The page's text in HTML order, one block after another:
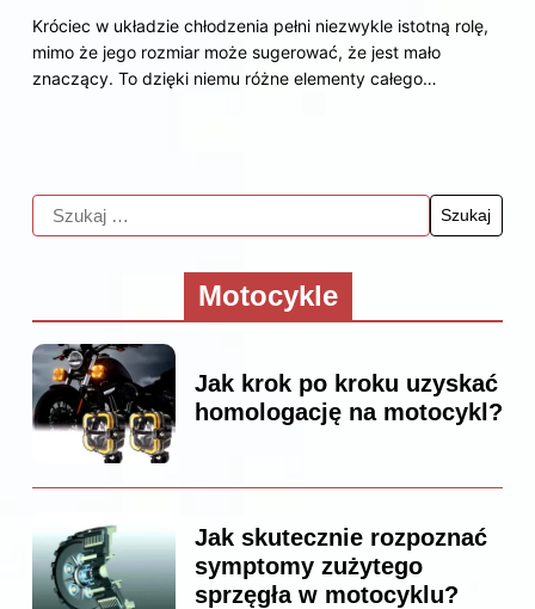
Króciec w układzie chłodzenia pełni niezwykle istotną rolę,
mimo że jego rozmiar może sugerować, że jest mało
znaczący. To dzięki niemu różne elementy całego…
Motocykle
Jak krok po kroku uzyskać
homologację na motocykl?
Jak skutecznie rozpoznać
symptomy zużytego
sprzęgła w motocyklu?